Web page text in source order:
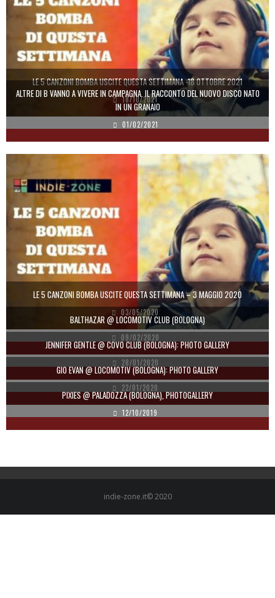
LE 5 CANZONI BOMBA USCITE QUESTA SETTIMANA -18 OTTOBRE 2021
18/10/2021
ALTRE DI B VANNO A VIVERE IN CAMPAGNA. IL RACCONTO DEL NUOVO DISCO NATO
IN UN GRANAIO
01/02/2021
LE 5 CANZONI BOMBA USCITE QUESTA SETTIMANA – 3 MAGGIO 2020
03/05/2020
BALTHAZAR @ LOCOMOTIV CLUB (BOLOGNA)
09/02/2020
JENNIFER GENTLE @ COVO CLUB (BOLOGNA): PHOTO GALLERY
28/01/2020
GIO EVAN @ LOCOMOTIV (BOLOGNA): PHOTO GALLERY
22/01/2020
PIXIES @ PALADOZZA (BOLOGNA), PHOTOGALLERY
12/10/2019
indie-zone.it© 2020